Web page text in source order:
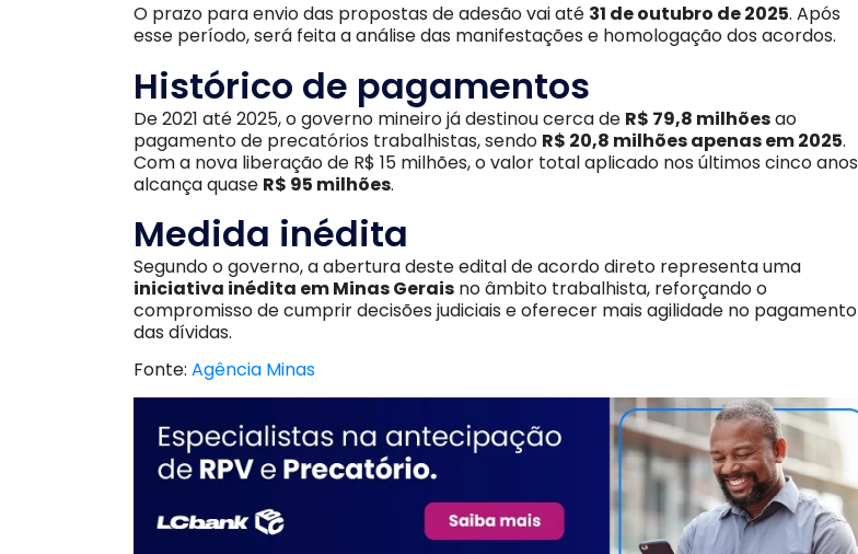
O prazo para envio das propostas de adesão vai até 31 de outubro de 2025. Após
esse período, será feita a análise das manifestações e homologação dos acordos.
Histórico de pagamentos
De 2021 até 2025, o governo mineiro já destinou cerca de R$ 79,8 milhõesao
pagamento de precatórios trabalhistas, sendo R$ 20,8 milhões apenas em 2025.
Com a nova liberação de R$ 15 milhões, o valor total aplicado nos últimos cinco anos
alcança quase R$ 95 milhões.
Medida inédita
Segundo o governo, a abertura deste edital de acordo direto representa uma
iniciativa inédita em Minas Gerais no âmbito trabalhista, reforçando o
compromisso de cumprir decisões judiciais e oferecer mais agilidade no pagamento
das dívidas.
Fonte: Agência Minas